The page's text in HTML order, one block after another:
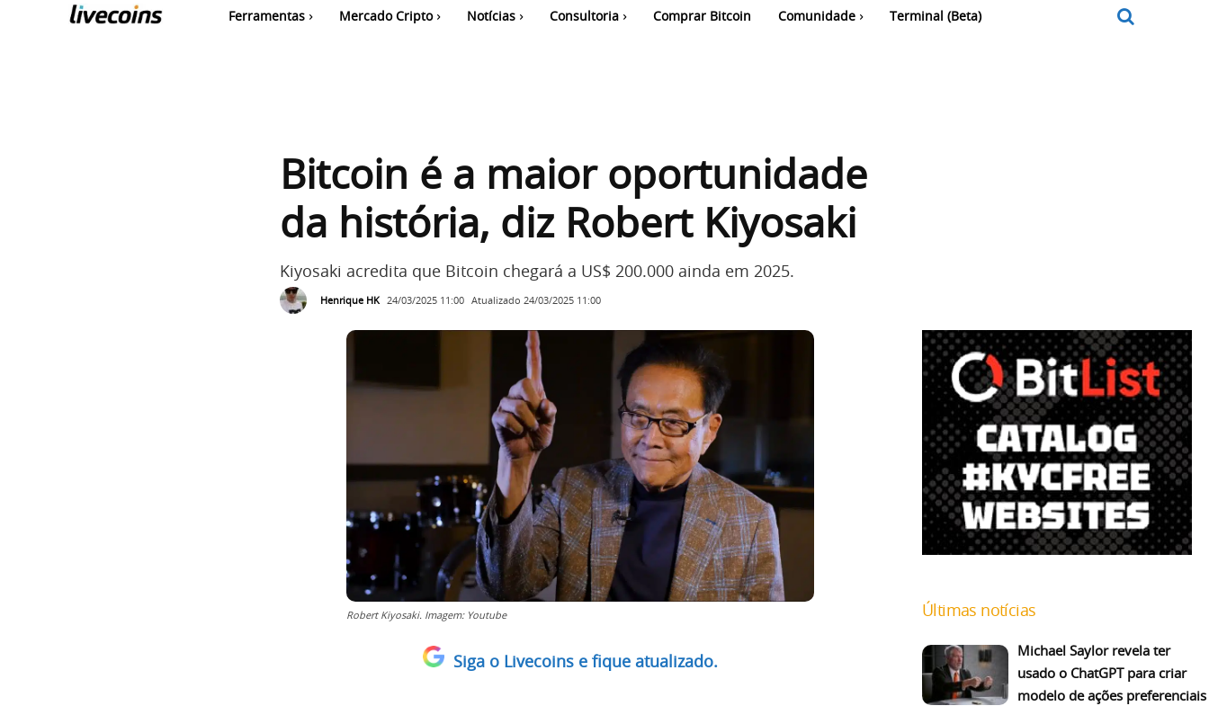
Ferramentas Mercado Cripto Notícias Consultoria Comprar Bitcoin Comunidade Terminal (Beta)
Bitcoin é a maior oportunidade
da história, diz Robert Kiyosaki
Kiyosaki acredita que Bitcoin chegará a US$ 200.000 ainda em 2025.
Henrique HK 24/03/2025 11:00 Atualizado 24/03/2025 11:00
Robert Kiyosaki. Imagem: Youtube
Siga o Livecoins e fique atualizado.
Últimas notícias
Michael Saylor revela ter
usado o ChatGPT para criar
modelo de ações preferenciais